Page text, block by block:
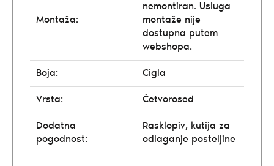
Montaža:
nemontiran. Usluga
montaže nije
dostupna putem
webshopa.
Boja: Cigla
Vrsta: Četvorosed
Dodatna
pogodnost:
Rasklopiv, kutija za
odlaganje posteljine